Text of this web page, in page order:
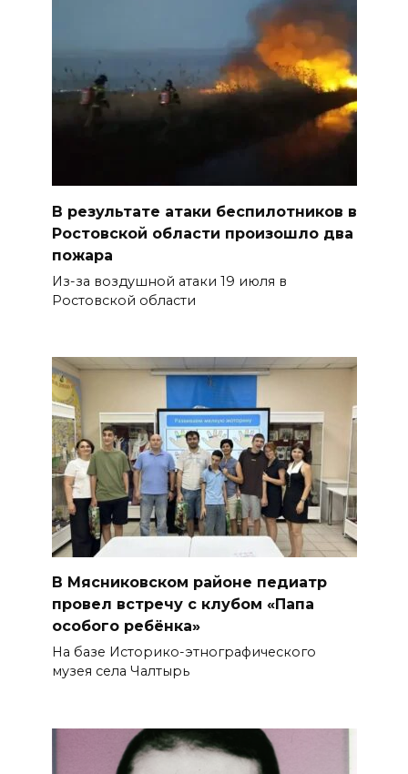
В результате атаки беспилотников в
Ростовской области произошло два
пожара
Из-за воздушной атаки 19 июля в
Ростовской области
В Мясниковском районе педиатр
провел встречу с клубом «Папа
особого ребёнка»
На базе Историко-этнографического
музея села Чалтырь